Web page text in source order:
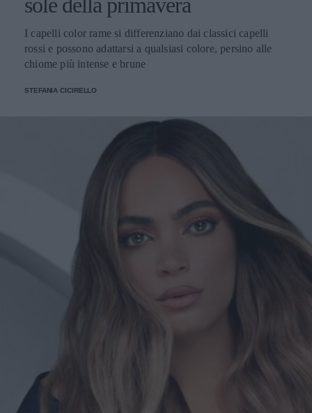
I capelli color rame si differenziano dai classici capelli
rossi e possono adattarsi a qualsiasi colore, persino alle
chiome più intense e brune
STEFANIA CICIRELLO